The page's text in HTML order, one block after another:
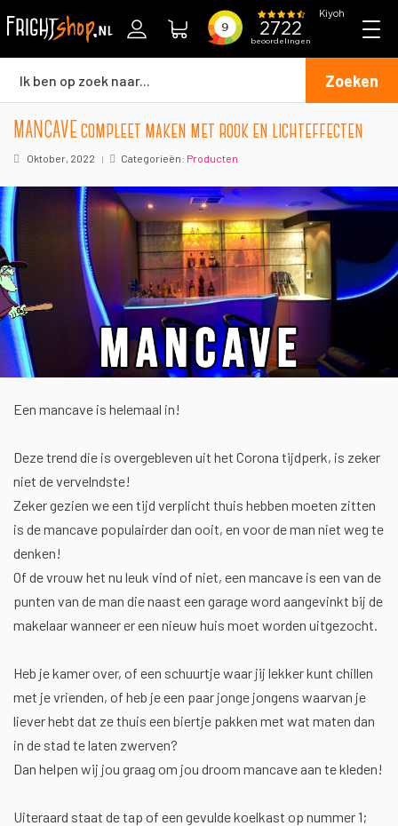
Zoeken
MANCAVE compleet maken met rook en lichteffecten
Oktober, 2022 | Categorieën: Producten
Een mancave is helemaal in!
Deze trend die is overgebleven uit het Corona tijdperk, is zeker
niet de vervelndste!
Zeker gezien we een tijd verplicht thuis hebben moeten zitten
is de mancave populairder dan ooit, en voor de man niet weg te
denken!
Of de vrouw het nu leuk vind of niet, een mancave is een van de
punten van de man die naast een garage word aangevinkt bij de
makelaar wanneer er een nieuw huis moet worden uitgezocht.
Heb je kamer over, of een schuurtje waar jij lekker kunt chillen
met je vrienden, of heb je een paar jonge jongens waarvan je
liever hebt dat ze thuis een biertje pakken met wat maten dan
in de stad te laten zwerven?
Dan helpen wij jou graag om jou droom mancave aan te kleden!
Uiteraard staat de tap of een gevulde koelkast op nummer 1;